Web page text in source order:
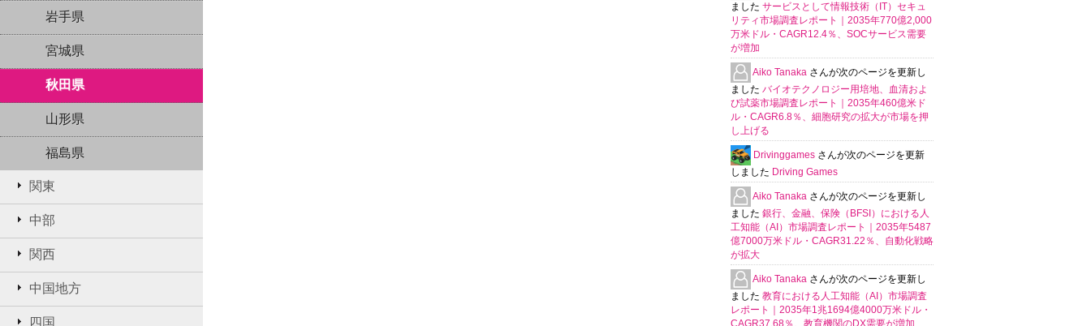
岩手県
宮城県
秋田県
山形県
福島県
関東
中部
関西
中国地方
四国
ました サービスとして情報技術（IT）セキュ
リティ市場調査レポート｜2035年770億2,000
万米ドル・CAGR12.4％、SOCサービス需要
が増加
Aiko Tanaka さんが次のページを更新し
ました バイオテクノロジー用培地、血清およ
び試薬市場調査レポート｜2035年460億米ド
ル・CAGR6.8％、細胞研究の拡大が市場を押
し上げる
Drivinggames さんが次のページを更新
しました Driving Games
Aiko Tanaka さんが次のページを更新し
ました 銀行、金融、保険（BFSI）における人
工知能（AI）市場調査レポート｜2035年5487
億7000万米ドル・CAGR31.22％、自動化戦略
が拡大
Aiko Tanaka さんが次のページを更新し
ました 教育における人工知能（AI）市場調査
レポート｜2035年1兆1694億4000万米ドル・
CAGR37.68％、教育機関のDX需要が増加